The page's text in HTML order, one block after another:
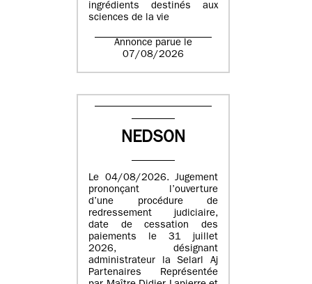
ingrédients destinés aux
sciences de la vie
Annonce parue le
07/08/2026
NEDSON
Le 04/08/2026. Jugement
prononçant l’ouverture
d’une procédure de
redressement judiciaire,
date de cessation des
paiements le 31 juillet
2026, désignant
administrateur la Selarl Aj
Partenaires Représentée